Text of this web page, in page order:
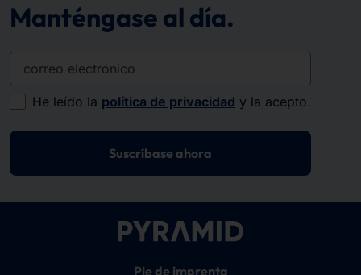
Manténgase al día.
correo electrónico
He leído la política de privacidad y la acepto.
Suscríbase ahora
Pie de imprenta